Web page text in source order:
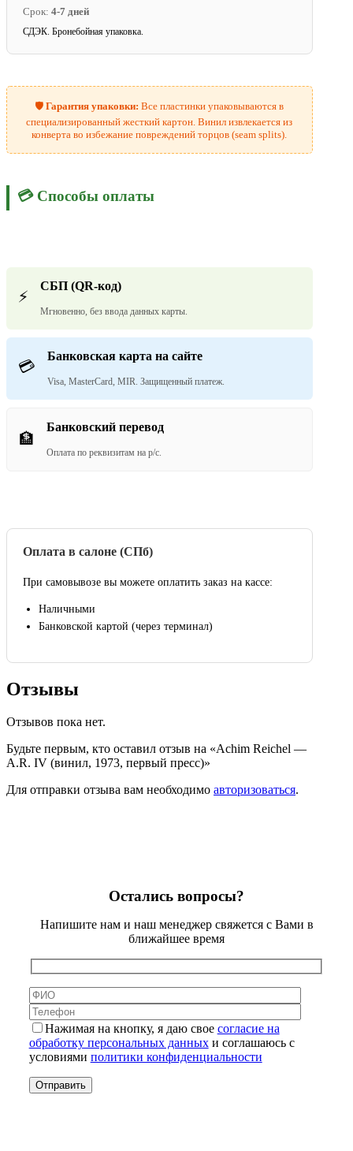
Срок: 4-7 дней
СДЭК. Бронебойная упаковка.
🛡️Гарантия упаковки: Все пластинки упаковываются в
специализированный жесткий картон. Винил извлекается из
конверта во избежание повреждений торцов (seam splits).
💳 Способы оплаты
⚡
СБП (QR-код)
Мгновенно, без ввода данных карты.
💳
Банковская карта на сайте
Visa, MasterCard, MIR. Защищенный платеж.
🏦
Банковский перевод
Оплата по реквизитам на р/с.
Оплата в салоне (СПб)
При самовывозе вы можете оплатить заказ на кассе:
Наличными
Банковской картой (через терминал)
Отзывы
Отзывов пока нет.
Будьте первым, кто оставил отзыв на «Achim Reichel —
A.R. IV (винил, 1973, первый пресс)»
Для отправки отзыва вам необходимо авторизоваться.
Остались вопросы?
Напишите нам и наш менеджер свяжется с Вами в
ближайшее время
Нажимая на кнопку, я даю свое согласие на
обработку персональных данныхи соглашаюсь с
условиями политики конфиденциальности